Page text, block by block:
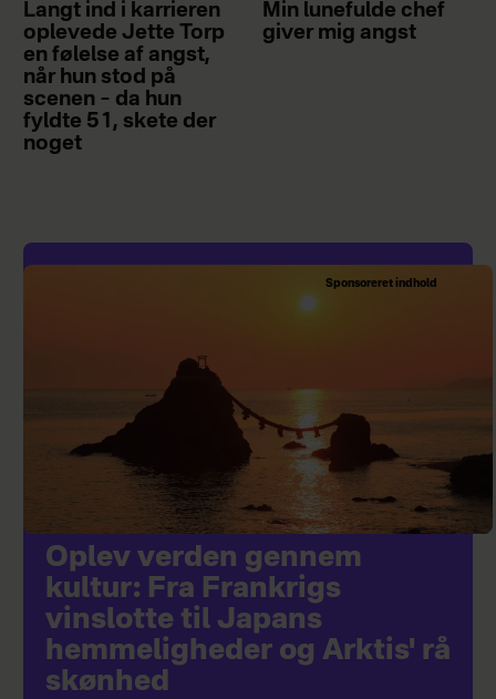
Langt ind i karrieren
oplevede Jette Torp
en følelse af angst,
når hun stod på
scenen – da hun
fyldte 51, skete der
noget
Min lunefulde chef
giver mig angst
Sponsoreret indhold
Oplev verden gennem
kultur: Fra Frankrigs
vinslotte til Japans
hemmeligheder og Arktis' rå
skønhed